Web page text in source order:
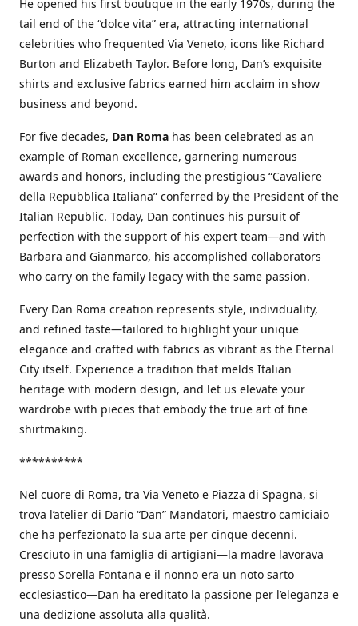
He opened his first boutique in the early 1970s, during the
tail end of the “dolce vita” era, attracting international
celebrities who frequented Via Veneto, icons like Richard
Burton and Elizabeth Taylor. Before long, Dan’s exquisite
shirts and exclusive fabrics earned him acclaim in show
business and beyond.
For five decades, Dan Roma has been celebrated as an
example of Roman excellence, garnering numerous
awards and honors, including the prestigious “Cavaliere
della Repubblica Italiana” conferred by the President of the
Italian Republic. Today, Dan continues his pursuit of
perfection with the support of his expert team—and with
Barbara and Gianmarco, his accomplished collaborators
who carry on the family legacy with the same passion.
Every Dan Roma creation represents style, individuality,
and refined taste—tailored to highlight your unique
elegance and crafted with fabrics as vibrant as the Eternal
City itself. Experience a tradition that melds Italian
heritage with modern design, and let us elevate your
wardrobe with pieces that embody the true art of fine
shirtmaking.
**********
Nel cuore di Roma, tra Via Veneto e Piazza di Spagna, si
trova l’atelier di Dario “Dan” Mandatori, maestro camiciaio
che ha perfezionato la sua arte per cinque decenni.
Cresciuto in una famiglia di artigiani—la madre lavorava
presso Sorella Fontana e il nonno era un noto sarto
ecclesiastico—Dan ha ereditato la passione per l’eleganza e
una dedizione assoluta alla qualità.